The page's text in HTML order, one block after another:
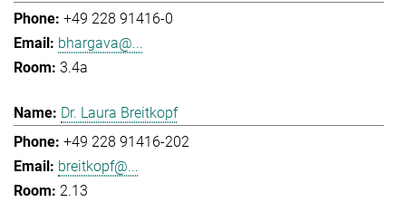
+49 228 91416-0
bhargava@...
3.4a
Dr. Laura Breitkopf
+49 228 91416-202
breitkopf@...
2.13